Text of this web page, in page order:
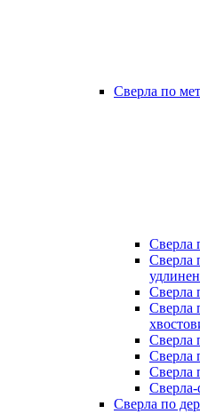
Сверла по
Сверла
Сверла
Сверла
Сверла
Сверла
Сверла
Сверла
Сверла по